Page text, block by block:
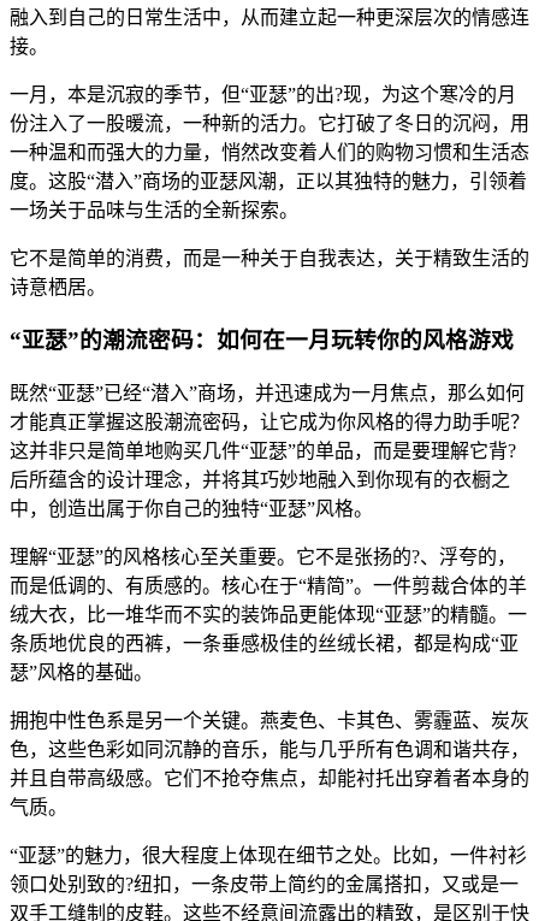
融入到自己的日常生活中，从而建立起一种更深层次的情感连
接。
一月，本是沉寂的季节，但“亚瑟”的出?现，为这个寒冷的月
份注入了一股暖流，一种新的活力。它打破了冬日的沉闷，用
一种温和而强大的力量，悄然改变着人们的购物习惯和生活态
度。这股“潜入”商场的亚瑟风潮，正以其独特的魅力，引领着
一场关于品味与生活的全新探索。
它不是简单的消费，而是一种关于自我表达，关于精致生活的
诗意栖居。
“亚瑟”的潮流密码：如何在一月玩转你的风格游戏
既然“亚瑟”已经“潜入”商场，并迅速成为一月焦点，那么如何
才能真正掌握这股潮流密码，让它成为你风格的得力助手呢？
这并非只是简单地购买几件“亚瑟”的单品，而是要理解它背?
后所蕴含的设计理念，并将其巧妙地融入到你现有的衣橱之
中，创造出属于你自己的独特“亚瑟”风格。
理解“亚瑟”的风格核心至关重要。它不是张扬的?、浮夸的，
而是低调的、有质感的。核心在于“精简”。一件剪裁合体的羊
绒大衣，比一堆华而不实的装饰品更能体现“亚瑟”的精髓。一
条质地优良的西裤，一条垂感极佳的丝绒长裙，都是构成“亚
瑟”风格的基础。
拥抱中性色系是另一个关键。燕麦色、卡其色、雾霾蓝、炭灰
色，这些色彩如同沉静的音乐，能与几乎所有色调和谐共存，
并且自带高级感。它们不抢夺焦点，却能衬托出穿着者本身的
气质。
“亚瑟”的魅力，很大程度上体现在细节之处。比如，一件衬衫
领口处别致的?纽扣，一条皮带上简约的金属搭扣，又或是一
双手工缝制的皮鞋。这些不经意间流露出的精致，是区别于快